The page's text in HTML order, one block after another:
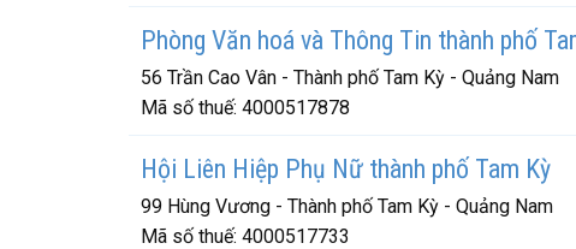
Phòng Văn hoá và Thông Tin thành phố
56 Trần Cao Vân - Thành phố Tam Kỳ - Quảng Nam
Mã số thuế: 4000517878
Hội Liên Hiệp Phụ Nữ thành phố Tam Kỳ
99 Hùng Vương - Thành phố Tam Kỳ - Quảng Nam
Mã số thuế: 4000517733